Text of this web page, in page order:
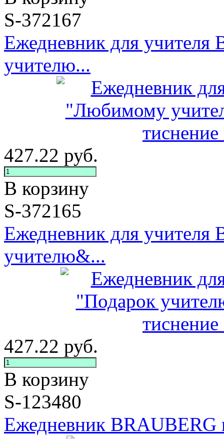
S-372167
Ежедневник для
учителю...
427.22 руб.
В корзину
S-372165
Ежедневник для
учителю&...
427.22 руб.
В корзину
S-123480
Ежедневник